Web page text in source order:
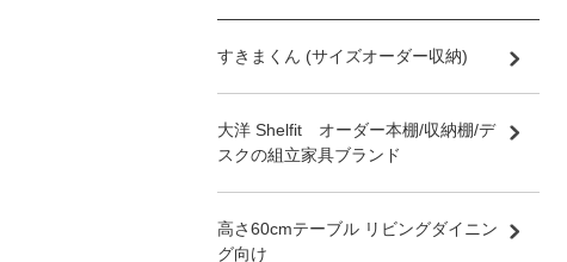
すきまくん (サイズオーダー収納)
大洋 Shelfit オーダー本棚/収納棚/デ
スクの組立家具ブランド
高さ60cmテーブル リビングダイニン
グ向け